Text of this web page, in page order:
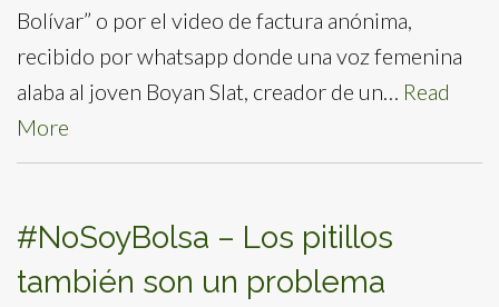
Bolívar” o por el video de factura anónima,
recibido por whatsapp donde una voz femenina
alaba al joven Boyan Slat, creador de un… Read
More
#NoSoyBolsa – Los pitillos
también son un problema